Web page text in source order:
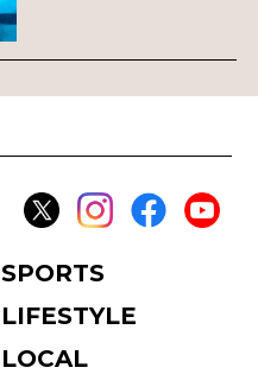
SPORTS
LIFESTYLE
LOCAL